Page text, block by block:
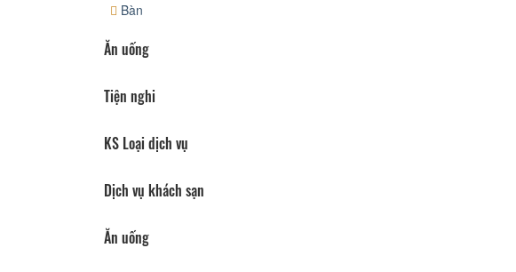
Bàn
Ăn uống
Tiện nghi
KS Loại dịch vụ
Dịch vụ khách sạn
Ăn uống